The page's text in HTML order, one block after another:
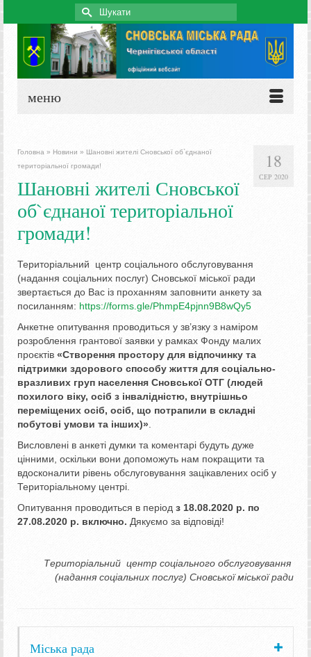
Search
for:
меню
18
СЕР 2020
Головна » Новини » Шановні жителі Сновської об`єднаної
територіальної громади!
Шановні жителі Сновської
об`єднаної територіальної
громади!
Територіальний центр соціального обслуговування
(надання соціальних послуг) Сновської міської ради
звертається до Вас із проханням заповнити анкету за
посиланням: https://forms.gle/PhmpE4pjnn9B8wQy5
Анкетне опитування проводиться у зв’язку з наміром
розроблення грантової заявки у рамках Фонду малих
проєктів «Створення простору для відпочинку та
підтримки здорового способу життя для соціально-
вразливих груп населення Сновської ОТГ (людей
похилого віку, осіб з інвалідністю, внутрішньо
переміщених осіб, осіб, що потрапили в складні
побутові умови та інших)»
Висловлені в анкеті думки та коментарі будуть дуже
цінними, оскільки вони допоможуть нам покращити та
вдосконалити рівень обслуговування зацікавлених осіб у
Територіальному центрі.
Опитування проводиться в період з 18.08.2020 р. по
27.08.2020 р. включно. Дякуємо за відповіді!
Територіальний центр соціального обслуговування
(надання соціальних послуг) Сновської міської ради
Міська рада